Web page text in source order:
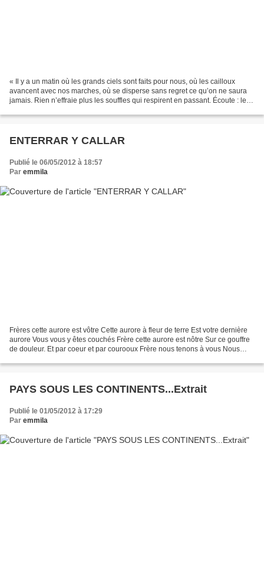
« Il y a un matin où les grands ciels sont faits pour nous, où les cailloux
avancent avec nos marches, où se disperse sans regret ce qu’on ne saura
jamais. Rien n’effraie plus les souffles qui respirent en passant. Écoute : les
ENTERRAR Y CALLAR
Publié le 06/05/2012 à 18:57
Par emmila
Frères cette aurore est vôtre Cette aurore à fleur de terre Est votre dernière
aurore Vous vous y êtes couchés Frère cette aurore est nôtre Sur ce gouffre
de douleur. Et par coeur et par courooux Frère nous tenons à vous Nous
PAYS SOUS LES CONTINENTS...Extrait
Publié le 01/05/2012 à 17:29
Par emmila